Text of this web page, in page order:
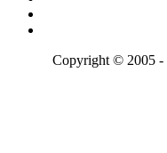
Copyright © 2005 -